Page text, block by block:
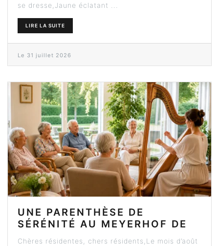
se dresse,Jaune éclatant ...
LIRE LA SUITE
Le 31 juillet 2026
UNE PARENTHÈSE DE
SÉRÉNITÉ AU MEYERHOF DE
ROSHEIM
Chères résidentes, chers résidents,Le mois d’août